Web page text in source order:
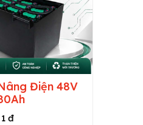
Điện 48V
1 đ